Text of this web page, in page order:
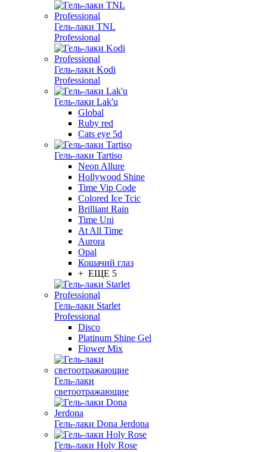
Гель-лаки TNL
Professional
Гель-лаки Kodi
Professional
Гель-лаки Lak'u
Global
Ruby red
Cats eye 5d
Гель-лаки Tartiso
Neon Allure
Hollywood Shine
Time Vip Code
Colored Ice Tcic
Brilliant Rain
Time Uni
At All Time
Aurora
Opal
Кошачий глаз
+ ЕЩЕ 5
Гель-лаки Starlet
Professional
Disco
Platinum Shine Gel
Flower Mix
Гель-лаки
светоотражающие
Гель-лаки Dona Jerdona
Гель-лаки Holy Rose